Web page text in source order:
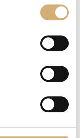
926 bézs-